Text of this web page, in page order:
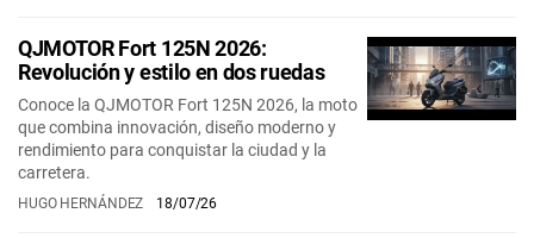
QJMOTOR Fort 125N 2026:
Revolución y estilo en dos ruedas
Conoce la QJMOTOR Fort 125N 2026, la moto
que combina innovación, diseño moderno y
rendimiento para conquistar la ciudad y la
carretera.
HUGO HERNÁNDEZ 18/07/26